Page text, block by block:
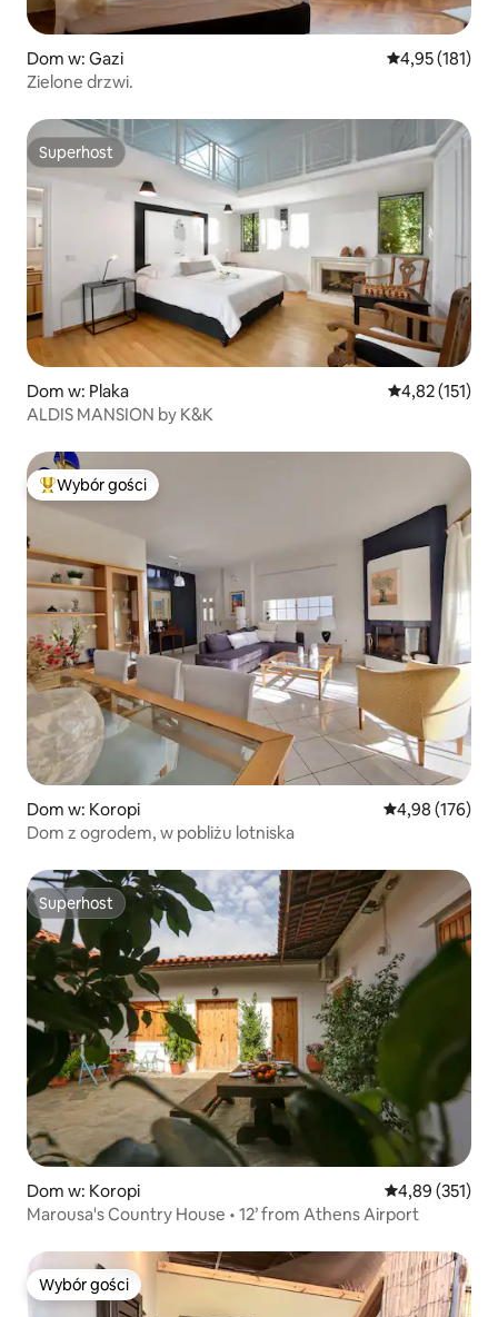
Dom w: Gazi Średnia
4,95 (181)
Zielone drzwi.
Superhost
Superhost
Dom w: Plaka Średnia
4,82 (151)
ALDIS MANSION by K&K
Najpopularniejsze z kategorii Wybór gości
Wybór gości
Dom w: Koropi Średnia
4,98 (176)
Dom z ogrodem, w pobliżu lotniska
Superhost
Superhost
Dom w: Koropi Średnia
4,89 (351)
Marousa's Country House • 12’ from Athens Airport
Wybór gości
Wybór gości